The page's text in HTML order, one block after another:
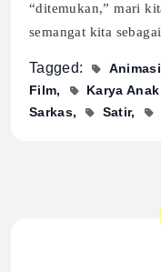
“ditemukan,” mari
semangat kita
Tagged: Animasi
Film
Karya
Sarkas
Satir